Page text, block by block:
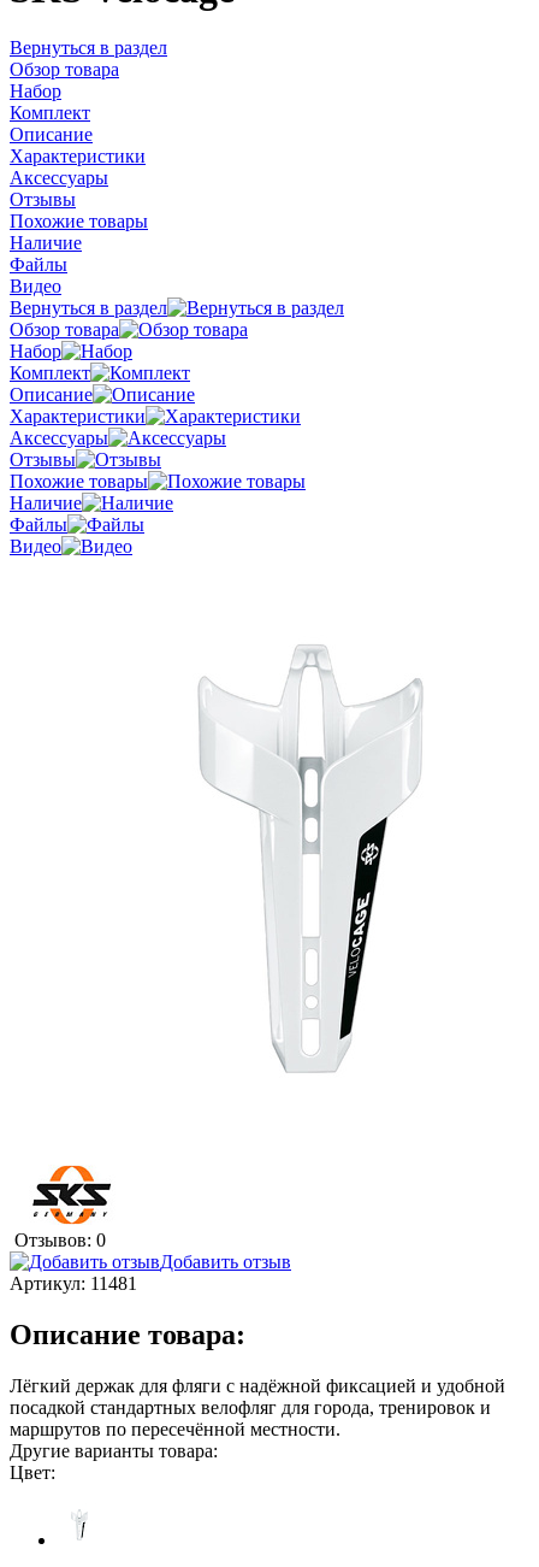
Вернуться в раздел
Обзор товара
Набор
Комплект
Описание
Характеристики
Аксессуары
Отзывы
Похожие товары
Наличие
Файлы
Видео
Вернуться в раздел
Обзор товара
Набор
Комплект
Описание
Характеристики
Аксессуары
Отзывы
Похожие товары
Наличие
Файлы
Видео
Отзывов: 0
Добавить отзыв
Артикул: 11481
Описание товара:
Лёгкий держак для фляги с надёжной фиксацией и удобной
посадкой стандартных велофляг для города, тренировок и
маршрутов по пересечённой местности.
Другие варианты товара:
Цвет: